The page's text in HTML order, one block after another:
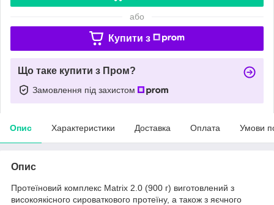
або
Купити з
Що таке купити з Пром?
Замовлення під захистом
Опис Характеристики Доставка Оплата Умови
Опис
Протеїновий комплекс Matrix 2.0 (900 г) виготовлений з
високоякісного сироваткового протеїну, а також з яєчного